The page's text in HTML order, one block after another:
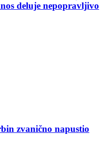
deluje nepopravljivo
zvanično napustio